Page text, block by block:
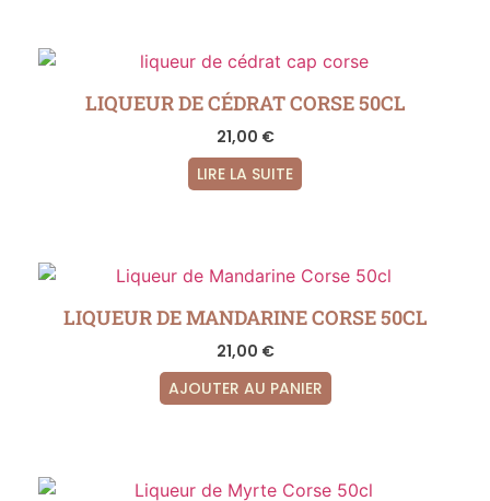
LIQUEUR DE CÉDRAT CORSE 50CL
21,00 €
LIRE LA SUITE
LIQUEUR DE MANDARINE CORSE 50CL
21,00 €
AJOUTER AU PANIER